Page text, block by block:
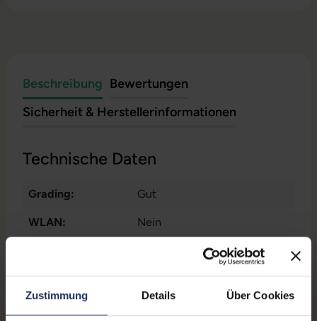
Zustimmung Details Über Cookies
Beschreibung Bewertungen
Sicherheit & Herstellerinformationen
Technische Daten
Grading: Gut
WLAN: Nein
Formfaktor: Tower